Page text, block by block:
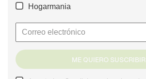
Hogarmania
ME QUIERO SUSCRIBIR